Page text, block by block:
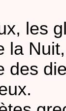
les
la
des